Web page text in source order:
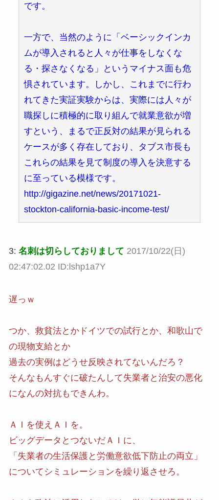
です。
一方で、当然のように「ベーシックインカ
ムが導入されると人々が仕事をしなくな
る・探さなくなる」というマイナス面も危
惧されています。しかし、これまでに行わ
れてきた実証実験からは、実際には人々が
職探しに積極的に取り組んで就業意欲が増
すという、まるで正反対の結果が見られる
ケースが多く存在しており、タブス市長も
これらの結果を見て制度の導入を決意する
に至っている模様です。
http://gigazine.net/news/20171021-
stockton-california-basic-income-test/
3: 名刺は切らしておりまして 2017/10/22(日)
02:47:02.02 ID:lshp1a7Y
遅っｗ
つか、救貧法とかドイツでの試行とか、和歌山で
の現物支給とか
過去の実例はどうせ反映されてないんだろ？
そんなもんすぐに破たんして失業者と治安の悪化
になんの対抗もできんわ。
ＡＩを使えＡＩを。
ビッグデータとつないだＡＩに、
「失業者の生活保護と労働意欲低下防止の両立」
についてシミュレーションを繰り返させろ。